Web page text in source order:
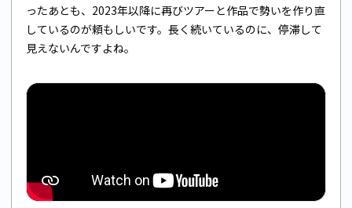
ったあとも、2023年以降に再びツアーと作品で勢いを作り直
しているのが頼もしいです。長く続いているのに、停滞して
見えないんですよね。